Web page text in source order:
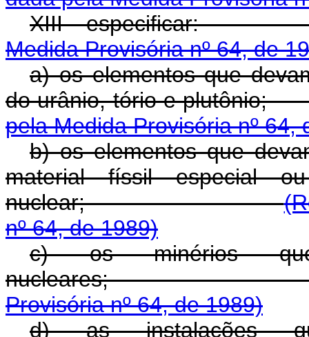
XIII -
Medida Provisória nº 64, de
a) os elementos que
do urânio,
pela Medida Provisória nº 64,
b) os elementos que
material físsil especial
nuclear;
nº 64, de 1989)
c) os minérios
Provisória nº 64, de 1989)
d) as instalações